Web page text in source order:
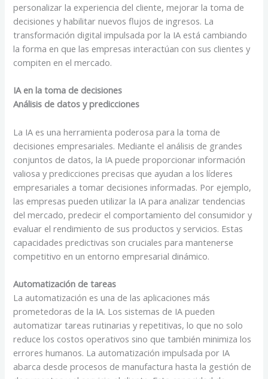
personalizar la experiencia del cliente, mejorar la toma de
decisiones y habilitar nuevos flujos de ingresos. La
transformación digital impulsada por la IA está cambiando
la forma en que las empresas interactúan con sus clientes y
compiten en el mercado.
IA en la toma de decisiones
Análisis de datos y predicciones
La IA es una herramienta poderosa para la toma de
decisiones empresariales. Mediante el análisis de grandes
conjuntos de datos, la IA puede proporcionar información
valiosa y predicciones precisas que ayudan a los líderes
empresariales a tomar decisiones informadas. Por ejemplo,
las empresas pueden utilizar la IA para analizar tendencias
del mercado, predecir el comportamiento del consumidor y
evaluar el rendimiento de sus productos y servicios. Estas
capacidades predictivas son cruciales para mantenerse
competitivo en un entorno empresarial dinámico.
Automatización de tareas
La automatización es una de las aplicaciones más
prometedoras de la IA. Los sistemas de IA pueden
automatizar tareas rutinarias y repetitivas, lo que no solo
reduce los costos operativos sino que también minimiza los
errores humanos. La automatización impulsada por IA
abarca desde procesos de manufactura hasta la gestión de